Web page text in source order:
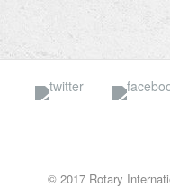
Twitter
© 2017 Rotary